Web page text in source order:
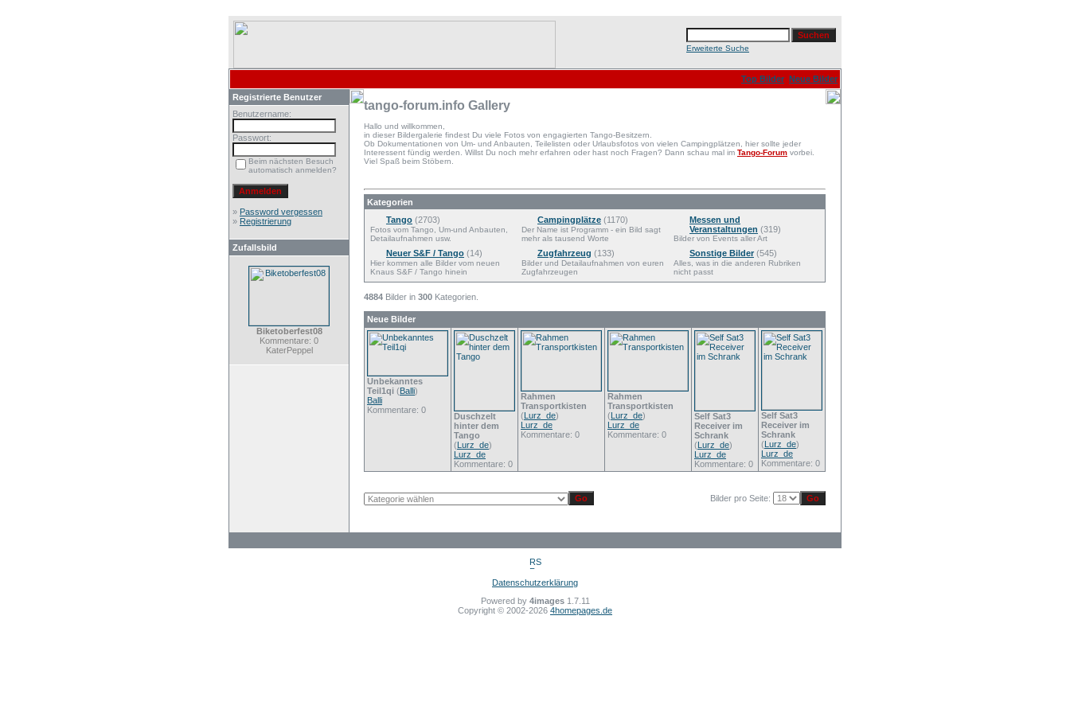
Erweiterte Suche
Top Bilder Neue Bilder
Registrierte Benutzer
Benutzername:
Passwort:
Beim nächsten Besuch
automatisch anmelden?
» Password vergessen
» Registrierung
Zufallsbild
Biketoberfest08
Kommentare: 0
KaterPeppel
tango-forum.info Gallery
Hallo und willkommen,
in dieser Bildergalerie findest Du viele Fotos von engagierten Tango-Besitzern.
Ob Dokumentationen von Um- und Anbauten, Teilelisten oder Urlaubsfotos von vielen Campingplätzen, hier sollte jeder
Interessent fündig werden. Willst Du noch mehr erfahren oder hast noch Fragen? Dann schau mal im Tango-Forum vorbei.
Viel Spaß beim Stöbern.
Kategorien
Tango (2703)
Fotos vom Tango, Um-und Anbauten,
Detailaufnahmen usw.
Neuer S&F / Tango (14)
Hier kommen alle Bilder vom neuen
Knaus S&F / Tango hinein
Campingplätze (1170)
Der Name ist Programm - ein Bild sagt
mehr als tausend Worte
Zugfahrzeug (133)
Bilder und Detailaufnahmen von euren
Zugfahrzeugen
Messen und
Veranstaltungen (319)
Bilder von Events aller Art
Sonstige Bilder(545)
Alles, was in die anderen Rubriken
nicht passt
4884 Bilder in 300 Kategorien.
Neue Bilder
Unbekanntes
Teil1qi (Balli)
Balli
Kommentare: 0
Duschzelt
hinter dem
Tango
(Lurz_de)
Lurz_de
Kommentare: 0
Rahmen
Transportkisten
(Lurz_de)
Lurz_de
Kommentare: 0
Rahmen
Transportkisten
(Lurz_de)
Lurz_de
Kommentare: 0
Self Sat3
Receiver im
Schrank
(Lurz_de)
Lurz_de
Kommentare: 0
Self Sat3
Receiver im
Schrank
(Lurz_de)
Lurz_de
Kommentare: 0
Bilder pro Seite:
Datenschutzerklärung
Powered by 4images1.7.11
Copyright © 2002-2026 4homepages.de